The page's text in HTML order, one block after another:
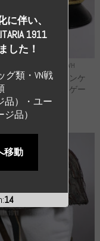
Repro Uniforms WH
ミヒャエル・ヤンケ
帥 ヘルマン・ゲー
税込）
13
伴い、
1911
した！
グ類・VN戦
品）・ユー
品）
移動